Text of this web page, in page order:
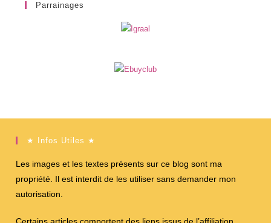
Parrainages
★ Infos Utiles ★
Les images et les textes présents sur ce blog sont ma
propriété. Il est interdit de les utiliser sans demander mon
autorisation.